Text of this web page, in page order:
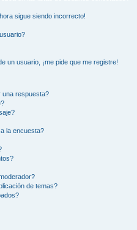
sigue siendo incorrecto!
un usuario, ¡me pide que me registre!
una respuesta?
la encuesta?
de temas?